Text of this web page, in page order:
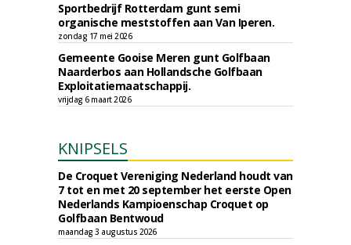
Sportbedrijf Rotterdam gunt semi
organische meststoffen aan Van Iperen.
zondag 17 mei 2026
Gemeente Gooise Meren gunt Golfbaan
Naarderbos aan Hollandsche Golfbaan
Exploitatiemaatschappij.
vrijdag 6 maart 2026
KNIPSELS
De Croquet Vereniging Nederland houdt van
7 tot en met 20 september het eerste Open
Nederlands Kampioenschap Croquet op
Golfbaan Bentwoud
maandag 3 augustus 2026